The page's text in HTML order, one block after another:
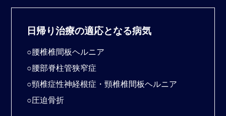
日帰り治療の適応となる病気
○腰椎椎間板ヘルニア
○腰部脊柱管狭窄症
○頸椎症性神経根症・頸椎椎間板ヘルニア
○圧迫骨折